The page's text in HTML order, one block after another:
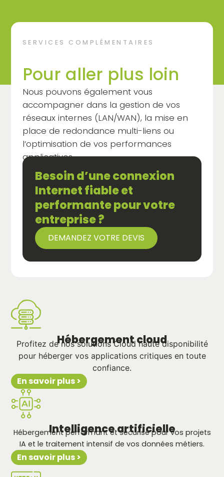
SERVICES COMPLÉMENTAIRES
Pour aller plus loin
Nous pouvons également vous
accompagner dans la gestion de vos
réseaux internes (LAN/WAN), la mise en
place de redondance multi-liens ou
l’optimisation de vos performances
applicatives.
Besoin d’une connexion
Internet fiable et
performante pour votre
entreprise ?
DEMANDEZ VOTRE DEVIS
Hébergement cloud
Profitez de nos solutions Cloud haute disponibilité
pour héberger vos applications critiques en toute
confiance.
En savoir plus >
Intelligence artificielle
Hébergement performant et sécurisé pour vos projets
IA et le traitement intensif de vos données métiers.
En savoir plus >